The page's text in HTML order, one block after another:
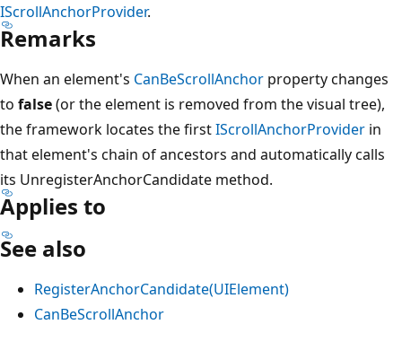
IScrollAnchorProvider.
Remarks
When an element's CanBeScrollAnchor property changes
to false(or the element is removed from the visual tree),
the framework locates the firstIScrollAnchorProvider in
that element's chain of ancestors and automatically calls
its UnregisterAnchorCandidate method.
Applies to
See also
RegisterAnchorCandidate(UIElement)
CanBeScrollAnchor